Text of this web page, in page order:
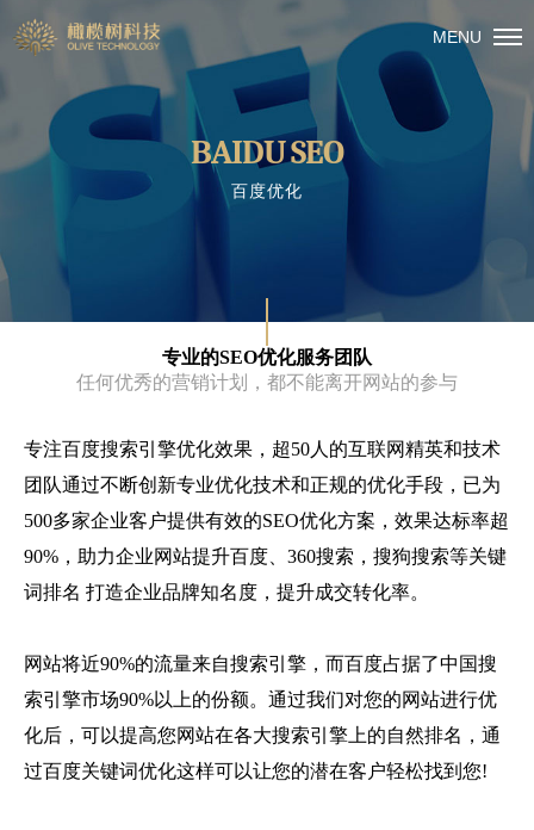
MENU
BAIDU SEO
百度优化
专业的SEO优化服务团队
任何优秀的营销计划，都不能离开网站的参与
专注百度搜索引擎优化效果，超50人的互联网精英和技术
团队通过不断创新专业优化技术和正规的优化手段，已为
500多家企业客户提供有效的SEO优化方案，效果达标率超
90%，助力企业网站提升百度、360搜索，搜狗搜索等关键
词排名 打造企业品牌知名度，提升成交转化率。
网站将近90%的流量来自搜索引擎，而百度占据了中国搜
索引擎市场90%以上的份额。通过我们对您的网站进行优
化后，可以提高您网站在各大搜索引擎上的自然排名，通
过百度关键词优化这样可以让您的潜在客户轻松找到您!